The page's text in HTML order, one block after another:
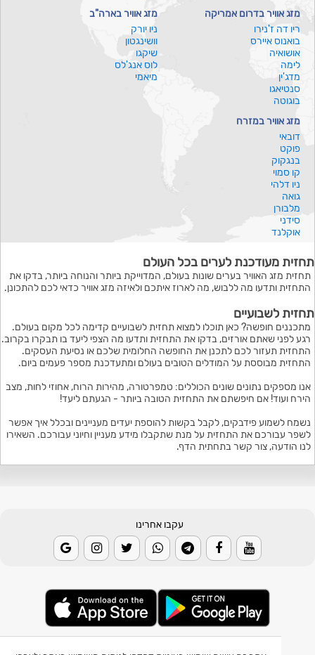
מזג אוויר בדרום אמריקה
ריו דה ז'נירו
בואנוס איירס
אושואיה
לימה
מדג'ין
סנטיאגו
בוגוטה
מזג אוויר בארה"ב
ניו יורק
וושינגטון
שיקגו
לוס אנג'לס
מיאמי
מזג אוויר במזרח
דובאי
פוקט
בנגקוק
קו סמוי
ניו דלהי
גואה
מלבורן
סידני
אוקלנד
תחזית מעודכנת לערים בכל העולם
תחזית מזג האוויר בערים שונות בעולם, המדוייקת ביותר והנוחה ביותר, בדקו את
התחזית ותדעו מה ללבוש, מה לארוז איתכם ולאיזה מזג אוויר כדאי לכם להתכונן.
תחזית לשבועיים
מתכננים חופשה? כאן תוכלו למצוא תחזית לשבועיים קדימה לכל מקום בעולם.
רגע לפני שאתם אורזים, בדקו את התחזית ותדעו מה הצפי ליעד בו תבקרו בקרוב.
התחזית תעזור לכם לתכנן את החופשה החלומית שלכם או נסיעת העסקים.
התחזית מבוססת על המודלים הטובים בעולם ומתעדכנת מספר פעמים ביום.
אנו מספקים נתונים שונים הכוללים: טמפרטורה, מהירות הרוח, אחוזי לחות, מצב
הירח ועוד! אם חיפשתם את התחזית הטובה ביותר - הגעתם ליעד!
נשמח לשמוע פידבקים, לקבל בקשות להוספת יעדים מעניינים ובכלל איך אפשר
לשפר עבורכם את התחזית על מנת שתקבלו מידע מעניין וחיוני עבורכם. השאירו
לנו הודעה, צור קשר בתחתית הדף.
עקבו אחרינו